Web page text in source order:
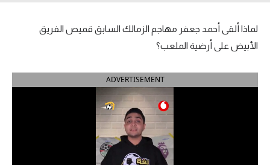
الدوري الإسباني
الدوري السعودي للمحترفين
لماذا ألقى أحمد جعفر مهاجم الزمالك السابق قميص الفريق
الأبيض على أرضية الملعب؟
ADVERTISEMENT